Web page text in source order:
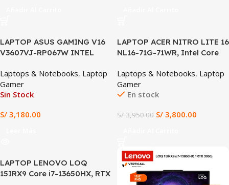
LAPTOP ASUS GAMING V16
V3607VJ-RP067W INTEL
8GB DDR5, 512GB SSD, 16″
WUXGA IPS, TECLADO
Latino (configurable a
Laptops & Notebooks, Laptop
Gamer
Sin Stock
S/ 3,180.00
SALE
LAPTOP ACER NITRO LITE 16
NL16-71G-71WR, Intel Core
16GB DDR5, 512GB SSD, 16″
WUXGA IPS 165Hz, Windows
11 Home
Laptops & Notebooks, Laptop
Gamer
En stock
S/3,950.00 S/ 3,800.00
LAPTOP LENOVO LOQ
15IRX9 Core i7-13650HX, RTX